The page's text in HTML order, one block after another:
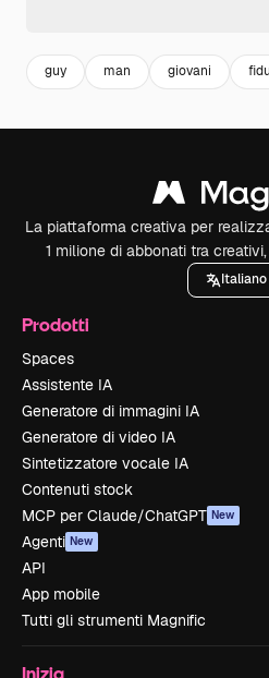
guy man giovani
La piattaforma creativa per
1 milione di abbonati tra
Italiano
Prodotti
Spaces
Assistente IA
Generatore di immagini IA
Generatore di video IA
Sintetizzatore vocale IA
Contenuti stock
MCP per Claude/ChatGPT New
Agenti New
API
App mobile
Tutti gli strumenti Magnific
Inizia